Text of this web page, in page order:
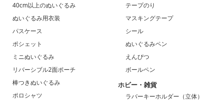
40cm以上のぬいぐるみ
ぬいぐるみ用衣装
パスケース
ポシェット
ミニぬいぐるみ
リバーシブル2面ポーチ
棒つきぬいぐるみ
ポロシャツ
テープのり
マスキングテープ
シール
ぬいぐるみペン
えんぴつ
ボールペン
ホビー・雑貨
ラバーキーホルダー（立体）